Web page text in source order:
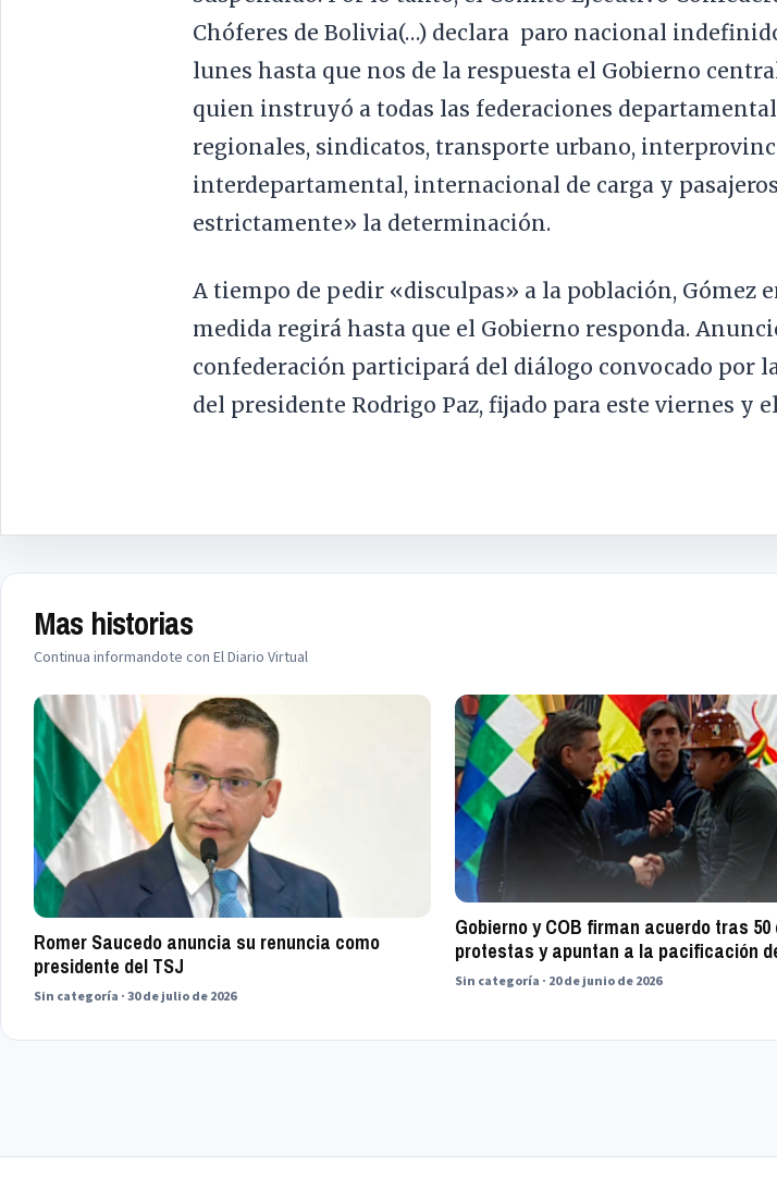
Chóferes de Bolivia(…) declara paro nacional
lunes hasta que nos de la respuesta el Gobierno
quien instruyó a todas las federaciones
regionales, sindicatos, transporte urbano,
interdepartamental, internacional de carga y
estrictamente» la determinación.
A tiempo de pedir «disculpas» a la población, Gómez
medida regirá hasta que el Gobierno responda.
confederación participará del diálogo convocado por
del presidente Rodrigo Paz, fijado para este viernes y
Mas historias
Continua informandote con El Diario Virtual
Romer Saucedo anuncia su renuncia como
presidente del TSJ
Sin categoría · 30 de julio de 2026
Gobierno y COB firman acuerdo tras 50
protestas y apuntan a la pacificación
Sin categoría · 20 de junio de 2026